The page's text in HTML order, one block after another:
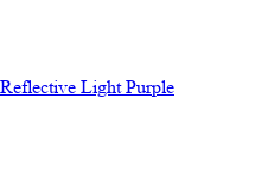
Light Purple